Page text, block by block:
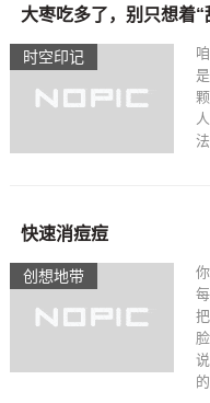
时空印记​
大枣吃多了，别只想着“
创想地带
快速消痘痘